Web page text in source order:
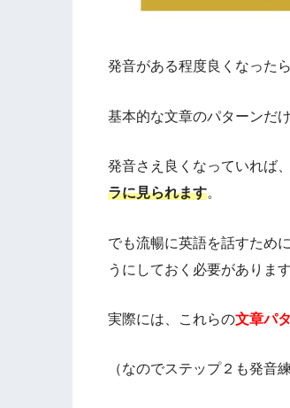
発音がある程度良くなった
基本的な文章のパターンだ
発音さえ良くなっていれば
ラに見られます。
でも流暢に英語を話すため
うにしておく必要があります
実際には、これらの文章パ
（なのでステップ２も発音